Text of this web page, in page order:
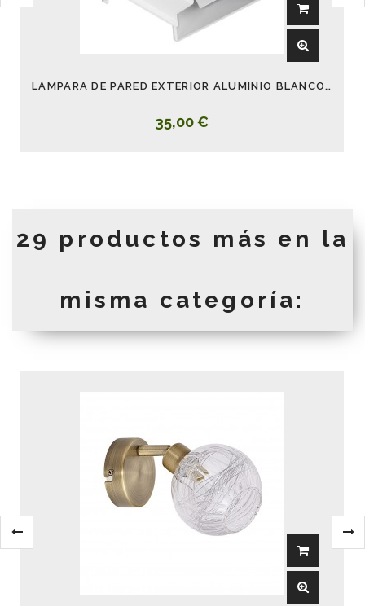
LAMPARA DE PARED EXTERIOR ALUMINIO BLANCO SEGMENTO
35,00 €
29 productos más en la
misma categoría: